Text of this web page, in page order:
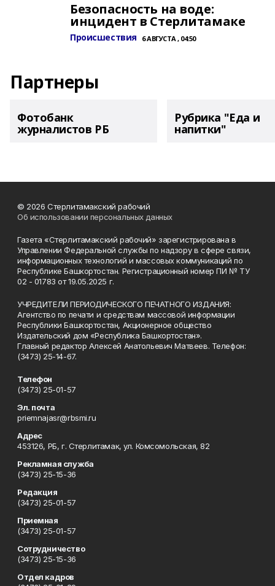
Безопасность на воде:
инцидент в Стерлитамаке
Происшествия 6 АВГУСТА , 04:50
Партнеры
Фотобанк
журналистов РБ
Рубрика "Еда и
напитки"
© 2026 Стерлитамакский рабочий
Об использовании персональных данных
Газета «Стерлитамакский рабочий» зарегистрирована в
Управлении Федеральной службы по надзору в сфере связи,
информационных технологий и массовых коммуникаций по
Республике Башкортостан. Регистрационный номер ПИ № ТУ
02 - 01783 от 19.05.2025 г.
УЧРЕДИТЕЛИ ПЕРИОДИЧЕСКОГО ПЕЧАТНОГО ИЗДАНИЯ:
Агентство по печати и средствам массовой информации
Республики Башкортостан, Акционерное общество
Издательский дом «Республика Башкортостан».
Главный редактор Алексей Анатольевич Матвеев. Телефон:
(3473) 25-14-67.
Телефон
(3473) 25-01-57
Эл. почта
priemnajasr@rbsmi.ru
Адрес
453126, РБ, г. Стерлитамак, ул. Комсомольская, 82
Рекламная служба
(3473) 25-15-36
Редакция
(3473) 25-01-57
Приемная
(3473) 25-01-57
Сотрудничество
(3473) 25-15-36
Отдел кадров